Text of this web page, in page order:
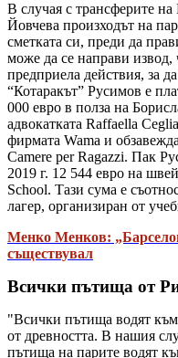
В случая с трансферите
Йовчева произходът на
сметката си, преди да
може да се направи извод,
предприела действия, за
“Котаракът” Русимов е
000 евро в полза на
адвокатката Raffaella
фирмата Wama и
Camere per Ragazzi. Пак
2019 г. 12 544 евро на
School. Тази сума е
лагер, организиран от
Менко Менков:
съществувал
Всички пътища от
"Всички пътища водят
от древността. В нашия
пътища на парите водят